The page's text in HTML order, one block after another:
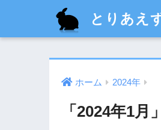
とりあえ
ホーム 2024年
「2024年1月